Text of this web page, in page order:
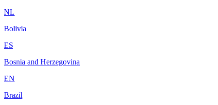
NL
Bolivia
ES
Bosnia and Herzegovina
EN
Brazil